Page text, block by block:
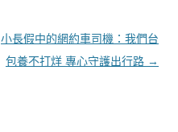
小長假中的網約車司機：我們台
包養不打烊 專心守護出行路 →